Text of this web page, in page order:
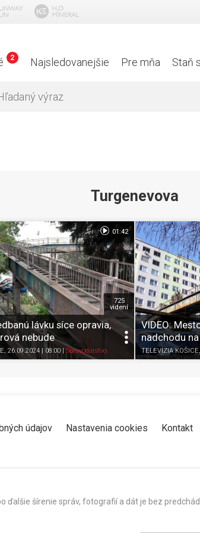
2 Najsledovanejšie Pre mňa Staň
Turgenevova
Pozrieť neskôr
K obľúbeným
Zdieľať
lávku síce opravia,
nebude
, 26.09.2024 | 08:00|Spravodajstvo
725
videní
01:42
VIDEO:
nadchodu
TELEVÍZIA KOŠICE
údajov Nastavenia cookies Kontakt
ďalšie šírenie správ, fotografií a dát je bez